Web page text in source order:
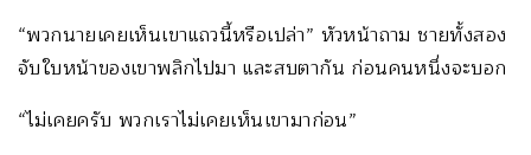
“พวกนายเคยเห็นเขาแถวนี้หรือเปล่า” หัวหน้าถาม ชายทั้งสอง
จับใบหน้าของเขาพลิกไปมา และสบตากัน ก่อนคนหนึ่งจะบอก
“ไม่เคยครับ พวกเราไม่เคยเห็นเขามาก่อน”